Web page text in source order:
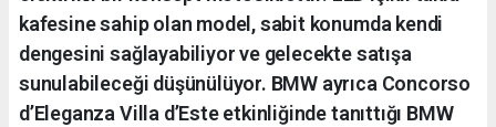
kafesine sahip olan model, sabit konumda kendi
dengesini sağlayabiliyor ve gelecekte satışa
sunulabileceği düşünülüyor. BMW ayrıca Concorso
d’Eleganza Villa d’Este etkinliğinde tanıttığı BMW